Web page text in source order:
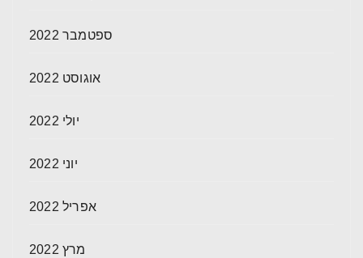
ספטמבר 2022
אוגוסט 2022
יולי 2022
יוני 2022
אפריל 2022
מרץ 2022